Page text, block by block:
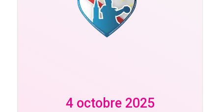
4 octobre 2025